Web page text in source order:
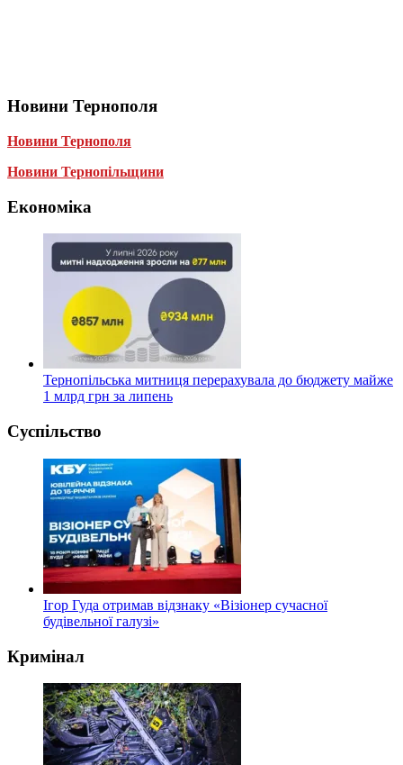
Новини Тернополя
Новини Тернополя
Новини Тернопільщини
Економіка
Тернопільська митниця перерахувала до бюджету майже
1 млрд грн за липень
Суспільство
Ігор Гуда отримав відзнаку «Візіонер сучасної
будівельної галузі»
Кримінал